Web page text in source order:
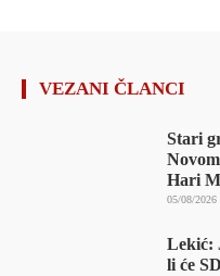
VEZANI ČLANCI
Stari
Hari
05/08/2026
Lekić:
li će